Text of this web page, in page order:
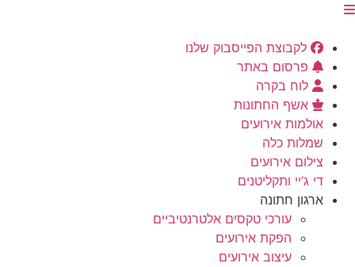
לקבוצת הפייסבוק שלנו
פרסום באתר
לוח בקרה
אשף החתונות
אולמות אירועים
שמלות כלה
צילום אירועים
די ג’יי ותקליטנים
ארגון חתונה
עורכי טקסים אלטרנטיביים
הפקת אירועים
עיצוב אירועים